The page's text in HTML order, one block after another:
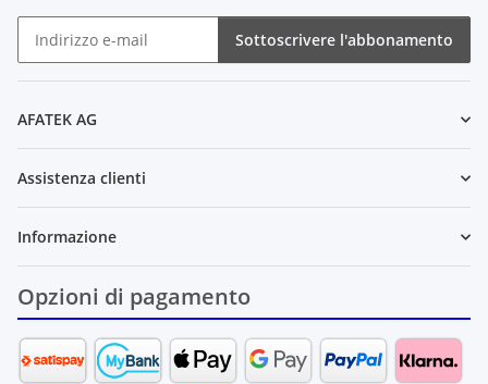
Sottoscrivere l'abbonamento
AFATEK AG
Assistenza clienti
Informazione
Opzioni di pagamento